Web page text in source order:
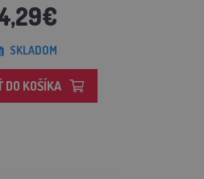
SKLADOM
DO KOŠÍKA